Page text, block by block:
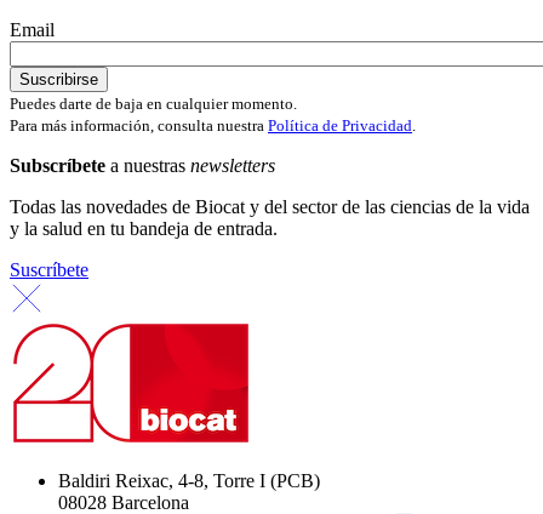
Email
Puedes darte de baja en cualquier momento.
Para más información, consulta nuestra Política de Privacidad
Subscríbete a nuestras newsletters
Todas las novedades de Biocat y del sector de las ciencias de la vida
y la salud en tu bandeja de entrada.
Suscríbete
Baldiri Reixac, 4-8, Torre I (PCB)
08028 Barcelona